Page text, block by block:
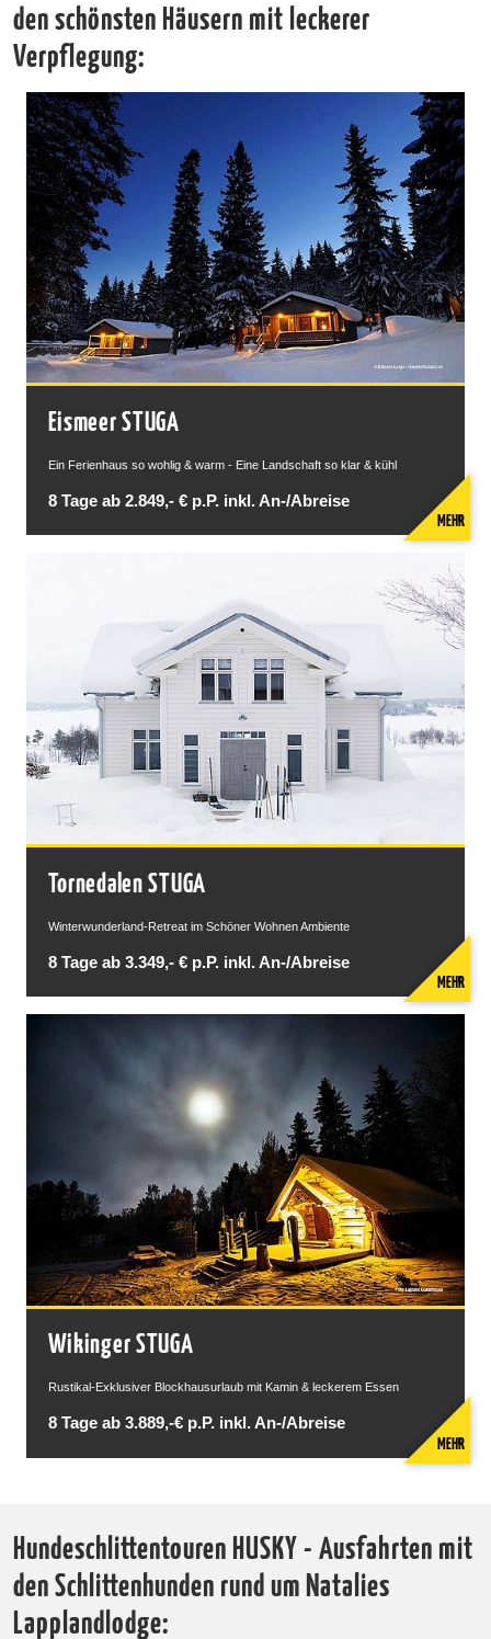
den schönsten Häusern mit leckerer
Verpflegung:
Eismeer STUGA
Ein Ferienhaus so wohlig & warm - Eine Landschaft so klar & kühl
8 Tage ab 2.849,- € p.P. inkl. An-/Abreise
MEHR
Tornedalen STUGA
Winterwunderland-Retreat im Schöner Wohnen Ambiente
8 Tage ab 3.349,- € p.P. inkl. An-/Abreise
MEHR
Wikinger STUGA
Rustikal-Exklusiver Blockhausurlaub mit Kamin & leckerem Essen
8 Tage ab 3.889,-€ p.P. inkl. An-/Abreise
MEHR
Hundeschlittentouren HUSKY - Ausfahrten mit
den Schlittenhunden rund um Natalies
Lapplandlodge: